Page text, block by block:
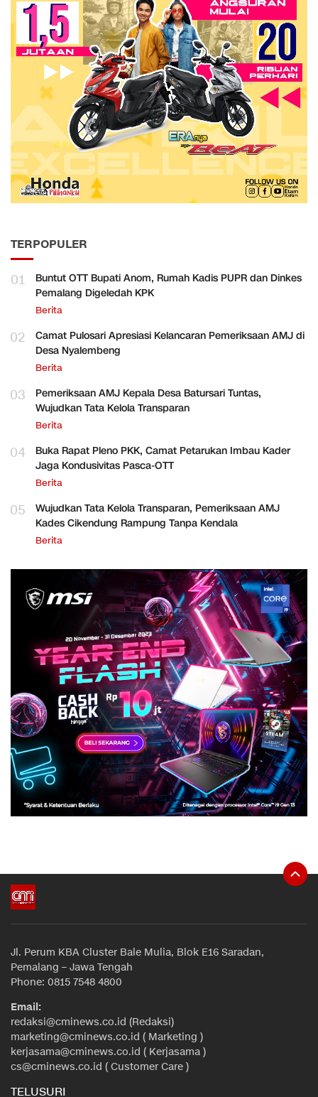
TERPOPULER
01
Buntut OTT Bupati Anom, Rumah Kadis PUPR dan Dinkes
Pemalang Digeledah KPK
Berita
02
Camat Pulosari Apresiasi Kelancaran Pemeriksaan AMJ di
Desa Nyalembeng
Berita
03
Pemeriksaan AMJ Kepala Desa Batursari Tuntas,
Wujudkan Tata Kelola Transparan
Berita
04
Buka Rapat Pleno PKK, Camat Petarukan Imbau Kader
Jaga Kondusivitas Pasca-OTT
Berita
05
Wujudkan Tata Kelola Transparan, Pemeriksaan AMJ
Kades Cikendung Rampung Tanpa Kendala
Berita
Jl. Perum KBA Cluster Bale Mulia, Blok E16 Saradan,
Pemalang – Jawa Tengah
Phone: 0815 7548 4800
Email:
redaksi@cminews.co.id (Redaksi)
marketing@cminews.co.id ( Marketing )
kerjasama@cminews.co.id ( Kerjasama )
cs@cminews.co.id ( Customer Care )
TELUSURI